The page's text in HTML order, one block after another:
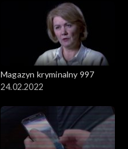
Magazyn kryminalny 997
24.02.2022